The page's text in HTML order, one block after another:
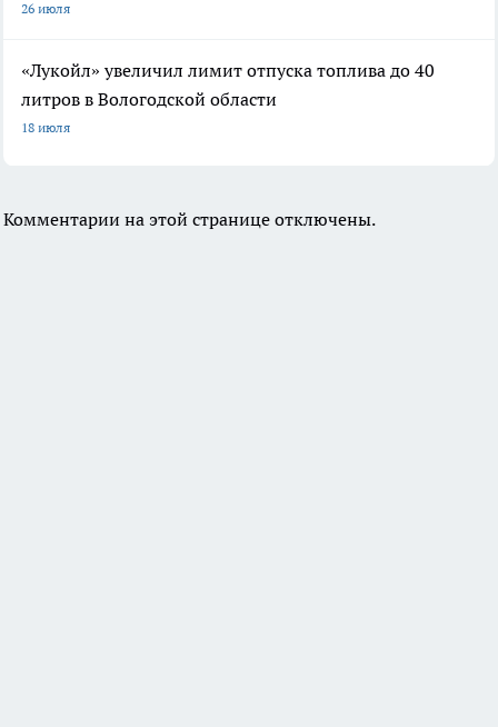
26 июля
«Лукойл» увеличил лимит отпуска топлива до 40
литров в Вологодской области
18 июля
Комментарии на этой странице отключены.